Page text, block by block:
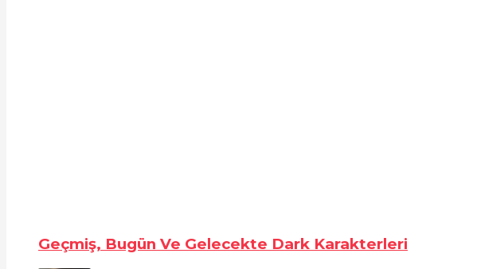
Geçmiş, Bugün Ve Gelecekte Dark Karakterleri